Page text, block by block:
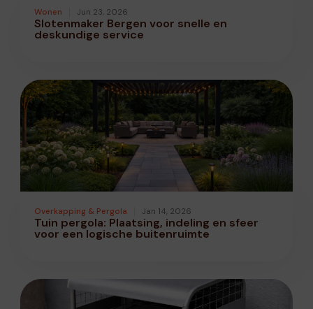
Wonen Jun 23, 2026
Slotenmaker Bergen voor snelle en
deskundige service
Overkapping & Pergola Jan 14, 2026
Tuin pergola: Plaatsing, indeling en sfeer
voor een logische buitenruimte